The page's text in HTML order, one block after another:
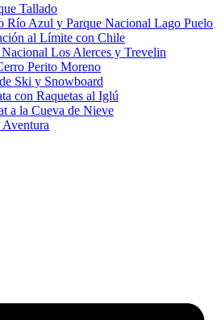
Tallado
Río Azul y Parque Nacional Lago Puelo
al Límite con Chile
Nacional Los Alerces y Trevelin
Perito Moreno
Ski y Snowboard
con Raquetas al Iglú
a la Cueva de Nieve
Aventura